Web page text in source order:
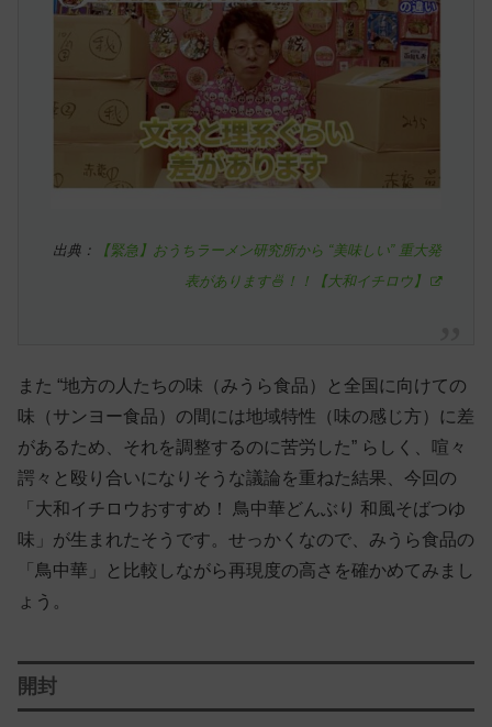
出典：
【緊急】おうちラーメン研究所から “美味しい” 重大発
表があります🍜！！【大和イチロウ】
また “地方の人たちの味（みうら食品）と全国に向けての
味（サンヨー食品）の間には地域特性（味の感じ方）に差
があるため、それを調整するのに苦労した” らしく、喧々
諤々と殴り合いになりそうな議論を重ねた結果、今回の
「大和イチロウおすすめ！ 鳥中華どんぶり 和風そばつゆ
味」が生まれたそうです。せっかくなので、みうら食品の
「鳥中華」と比較しながら再現度の高さを確かめてみまし
ょう。
開封